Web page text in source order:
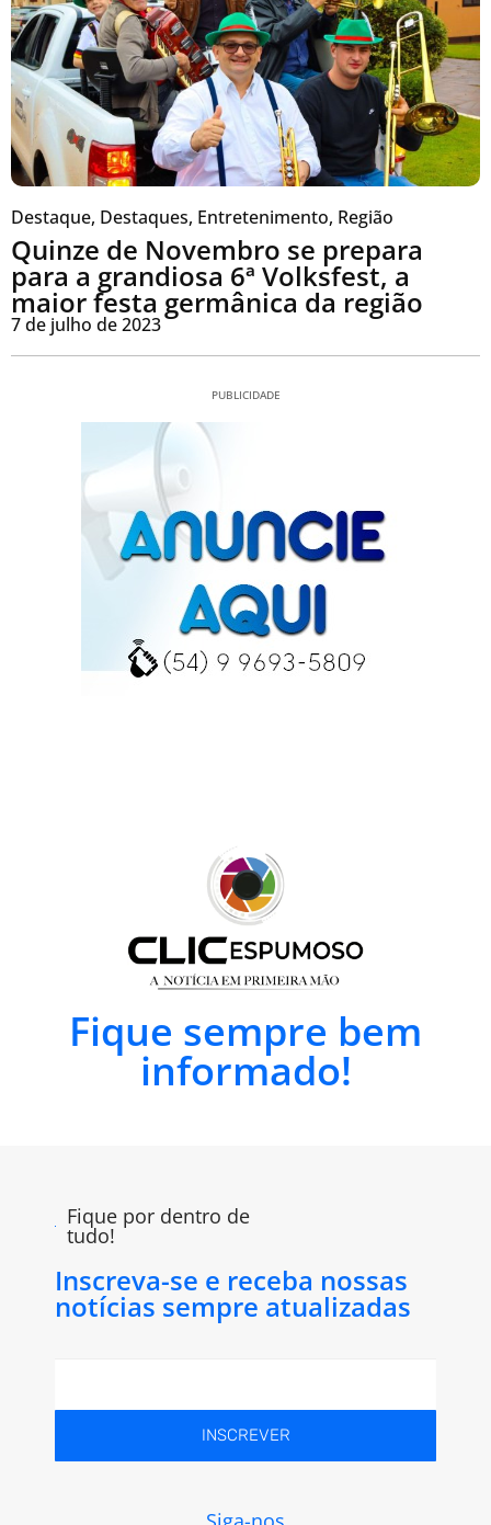
Destaque, Destaques, Entretenimento, Região
Quinze de Novembro se prepara
para a grandiosa 6ª Volksfest, a
maior festa germânica da região
7 de julho de 2023
PUBLICIDADE
Fique sempre bem
informado!
Fique por dentro de
tudo!
Inscreva-se e receba nossas
notícias sempre atualizadas
INSCREVER